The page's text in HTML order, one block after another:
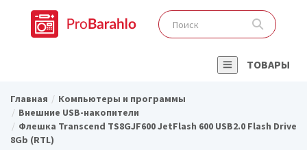
ТОВАРЫ
Главная
Компьютеры и программы
Внешние USB-накопители
Флешка Transcend TS8GJF600 JetFlash 600 USB2.0 Flash Drive
8Gb (RTL)